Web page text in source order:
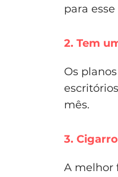
para
2. Tem
Os
mês.
3.
A melhor